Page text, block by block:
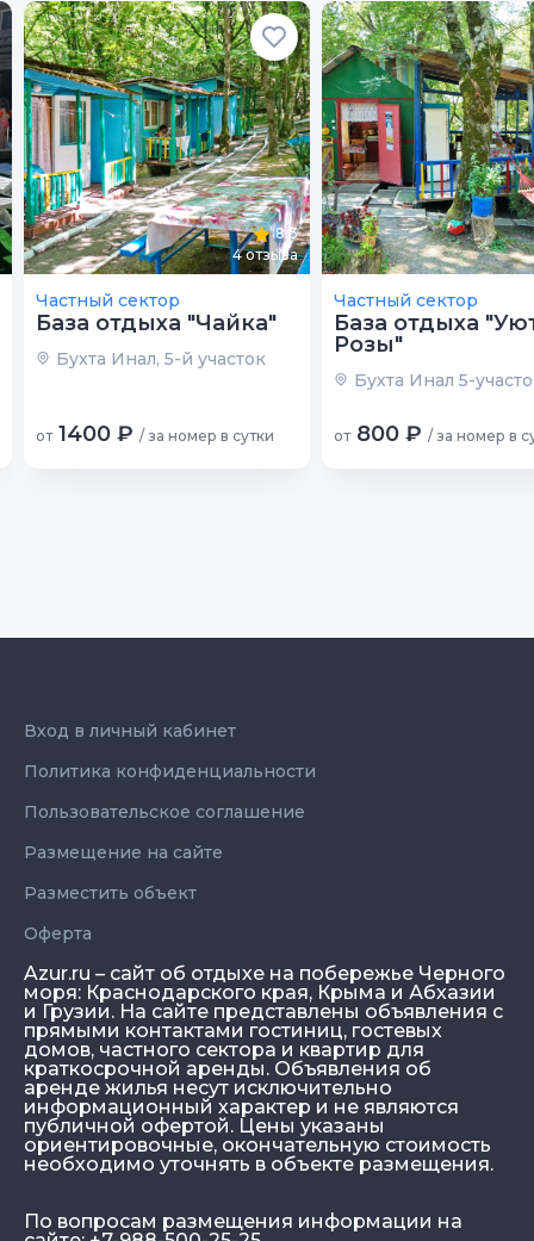
8.3
4отзыва
Частный сектор
База отдыха "Чайка"
Бухта Инал, 5-й участок
от 1400 ₽ / за номер в сутки
Частный сектор
База отдыха
Розы"
Бухта Инал 5-
от 800 ₽ / за номер в
Azur.ru – сайт об отдыхе на побережье Черного
моря: Краснодарского края, Крыма и Абхазии
и Грузии. На сайте представлены объявления с
прямыми контактами гостиниц, гостевых
домов, частного сектора и квартир для
краткосрочной аренды. Объявления об
аренде жилья несут исключительно
информационный характер и не являются
публичной офертой. Цены указаны
ориентировочные, окончательную стоимость
необходимо уточнять в объекте размещения.
По вопросам размещения информации на
Вход в личный кабинет
Политика конфиденциальности
Пользовательское соглашение
Размещение на сайте
Разместить объект
Оферта